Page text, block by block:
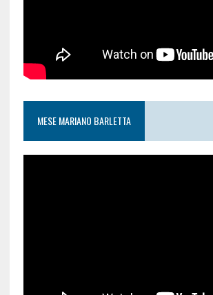
MESE MARIANO BARLETTA